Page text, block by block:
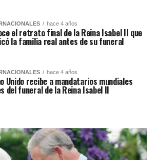
hace 4 años
el retrato final de la Reina Isabel II que
la familia real antes de su funeral
hace 4 años
Unido recibe a mandatarios mundiales
del funeral de la Reina Isabel II